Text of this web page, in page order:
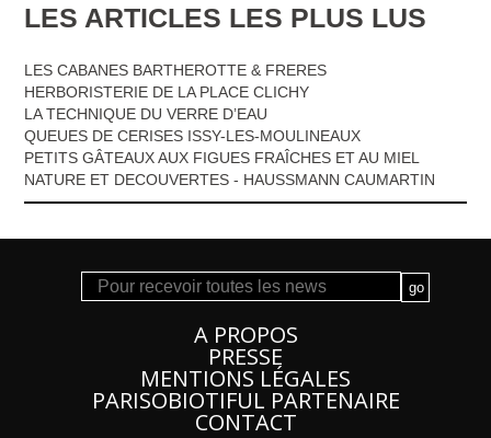
LES ARTICLES LES PLUS LUS
LES CABANES BARTHEROTTE & FRERES
HERBORISTERIE DE LA PLACE CLICHY
LA TECHNIQUE DU VERRE D’EAU
QUEUES DE CERISES ISSY-LES-MOULINEAUX
PETITS GÂTEAUX AUX FIGUES FRAÎCHES ET AU MIEL
NATURE ET DECOUVERTES - HAUSSMANN CAUMARTIN
A PROPOS
PRESSE
MENTIONS LÉGALES
PARISOBIOTIFUL PARTENAIRE
CONTACT